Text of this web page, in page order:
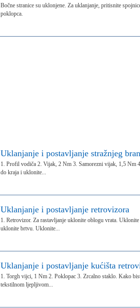
Bočne stranice su uklonjene. Za uklanjanje, pritisnite
poklopca.
Uklanjanje i postavljanje stražnjeg
1. Profil vodiča 2. Vijak, 2 Nm 3. Samorezni vijak, 1,5 Nm
do kraja i uklonite...
Uklanjanje i postavljanje retrovizora
1. Retrovizor. Za rastavljanje uklonite oblogu vrata.
uklonite brtvu. Uklonite...
Uklanjanje i postavljanje kućišta
1. Torgh vijci, 1 Nm 2. Poklopac 3. Zrcalno staklo. Kako
tekstilnom ljepljivom...